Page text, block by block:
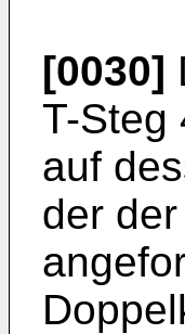
[0030]
T-Steg
auf
der